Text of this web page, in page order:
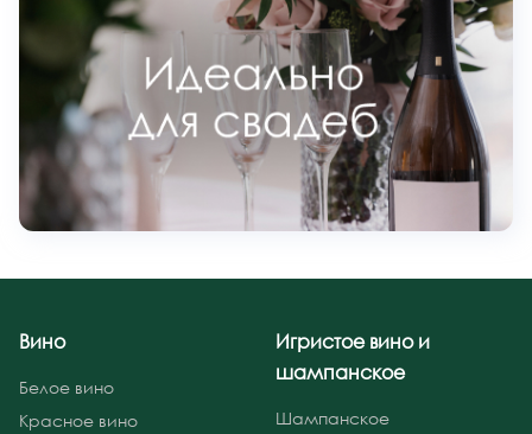
Вино
Белое вино
Красное вино
Игристое вино и
шампанское
Шампанское